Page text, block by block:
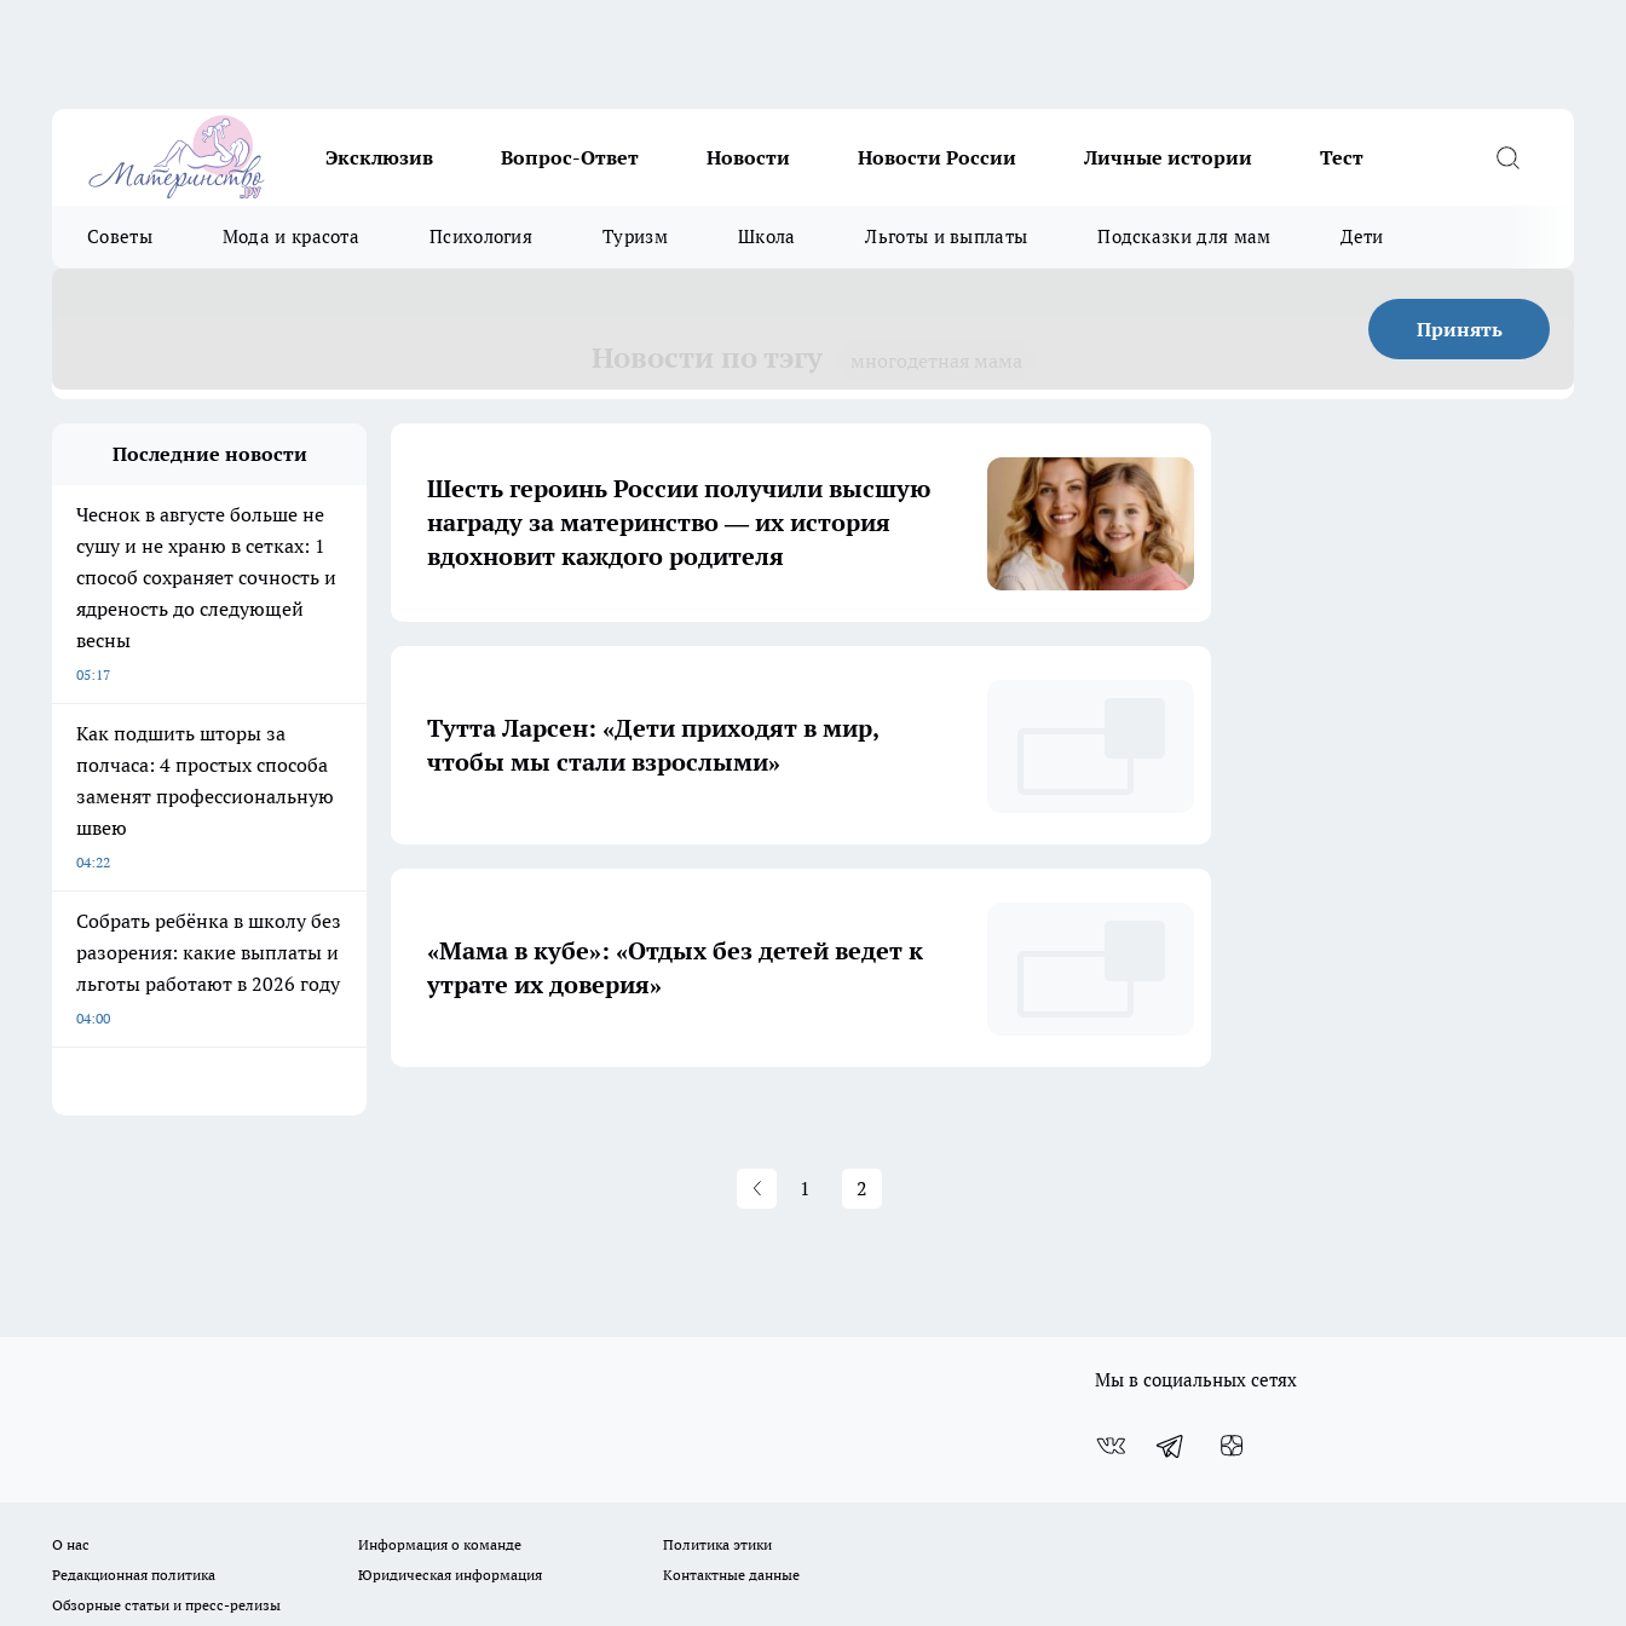
Эксклюзив Вопрос-Ответ Новости Новости России Личные истории Тест
Советы Мода и красота Психология Туризм Школа Льготы и выплаты Подсказки для мам Дети
Принять
Последние новости
Чеснок в августе больше не
сушу и не храню в сетках: 1
способ сохраняет сочность и
ядреность до следующей
весны
05:17
Как подшить шторы за
полчаса: 4 простых способа
заменят профессиональную
швею
04:22
Собрать ребёнка в школу без
разорения: какие выплаты и
льготы работают в 2026 году
04:00
Шесть героинь России получили высшую
награду за материнство — их история
вдохновит каждого родителя
Тутта Ларсен: «Дети приходят в мир,
чтобы мы стали взрослыми»
«Мама в кубе»: «Отдых без детей ведет к
утрате их доверия»
1 2
Мы в социальных сетях
О нас Информация о команде
Политика этики
Редакционная политика
Юридическая информация
Контактные данные
Обзорные статьи и пресс-релизы